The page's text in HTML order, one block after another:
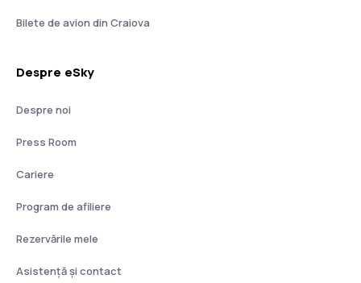
Bilete de avion din Craiova
Despre eSky
Despre noi
Press Room
Cariere
Program de afiliere
Rezervările mele
Asistenţă şi contact